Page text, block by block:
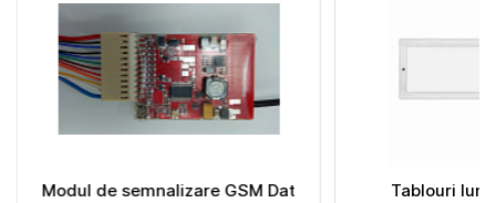
Modul de semnalizare GSM Dat
Tablouri